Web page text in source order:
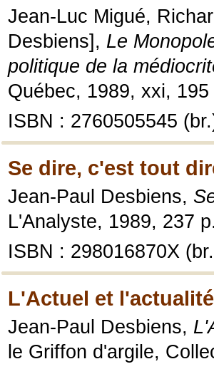
Jean-Luc Migué,
Desbiens], Le
politique de la
Québec, 1989, xxi,
ISBN : 2760505545
Se dire, c'est tout
Jean-Paul Desbiens,
L'Analyste, 1989, 237
ISBN : 298016870X
L'Actuel et
Jean-Paul Desbiens,
le Griffon d'argile,